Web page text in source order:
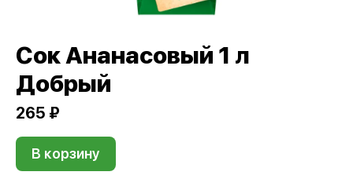
Сок Ананасовый 1 л
Добрый
265 ₽
В корзину